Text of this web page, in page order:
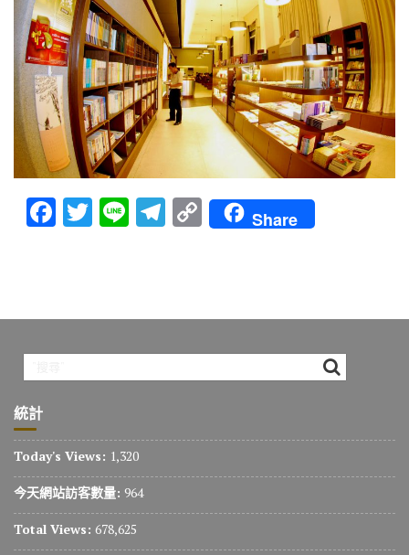
F
o
o
k
T
r
Li T
a
m
C
o
Li
n
k
Share
統計
Today's Views: 1,320
今天網站訪客數量: 964
Total Views: 678,625